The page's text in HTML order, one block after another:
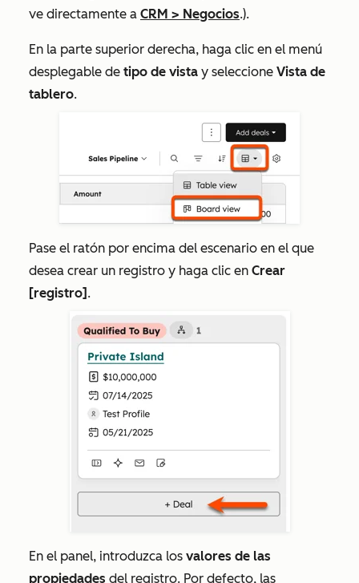
ve directamente a CRM > Negocios.).
En la parte superior derecha, haga clic en el menú
desplegable de tipo de vista y seleccione Vista de
tablero.
Pase el ratón por encima del escenario en el que
desea crear un registro y haga clic en Crear
[registro] .
En el panel, introduzca los valores de las
propiedades del registro. Por defecto, las